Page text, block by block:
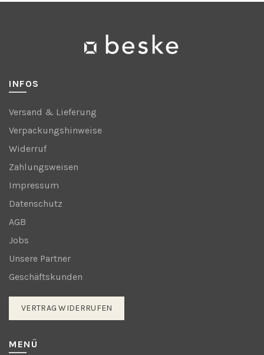
INFOS
Versand & Lieferung
Verpackungshinweise
Widerruf
Zahlungsweisen
Impressum
Datenschutz
AGB
Jobs
Unsere Partner
Geschäftskunden
VERTRAG WIDERRUFEN
MENÜ